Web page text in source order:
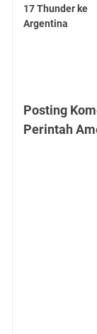
17 Thunder ke
Argentina
Posting
Perintah